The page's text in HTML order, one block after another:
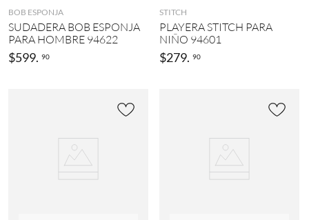
BOB ESPONJA
SUDADERA BOB ESPONJA
PARA HOMBRE 94622
$599. 90
STITCH
PLAYERA STITCH PARA
NIÑO 94601
$279. 90